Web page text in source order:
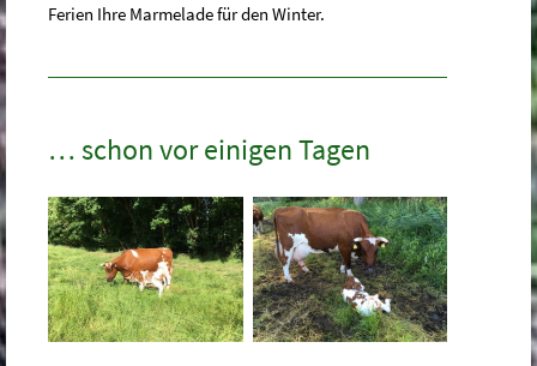
Ferien Ihre Marmelade für den Winter.
… schon vor einigen Tagen